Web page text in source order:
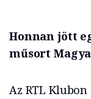
Honnan jött
műsort
Az RTL